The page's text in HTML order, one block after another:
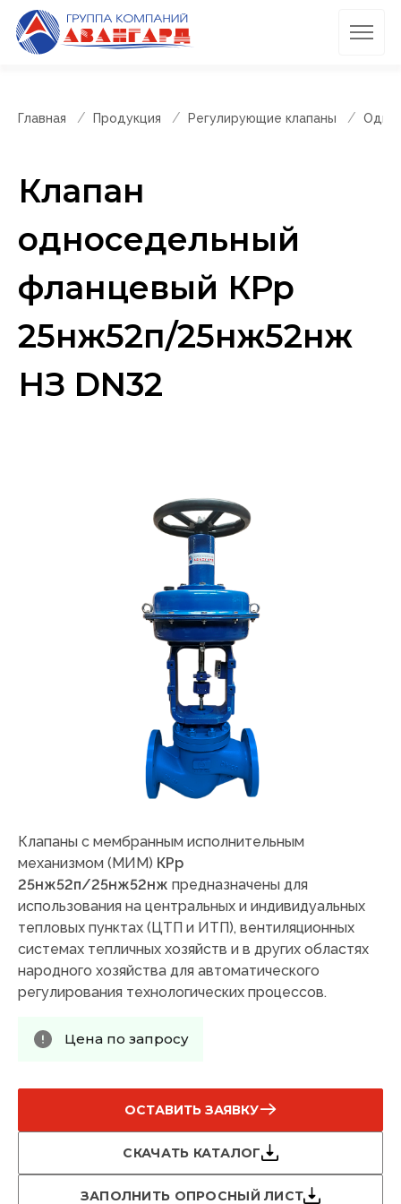
Главная Продукция Регулирующие клапаны
Клапан
односедельный
фланцевый КРр
25нж52п/25нж52нж
НЗ DN32
Клапаны с мембранным исполнительным
механизмом (МИМ) КРр
25нж52п/25нж52нж предназначены для
использования на центральных и индивидуальных
тепловых пунктах (ЦТП и ИТП), вентиляционных
системах тепличных хозяйств и в других областях
народного хозяйства для автоматического
регулирования технологических процессов.
Цена по запросу
ОСТАВИТЬ ЗАЯВКУ
СКАЧАТЬ КАТАЛОГ
ЗАПОЛНИТЬ ОПРОСНЫЙ ЛИСТ